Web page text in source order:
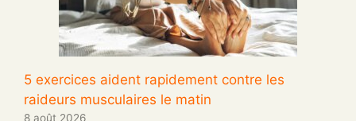
5 exercices aident rapidement contre les
raideurs musculaires le matin
8 août 2026